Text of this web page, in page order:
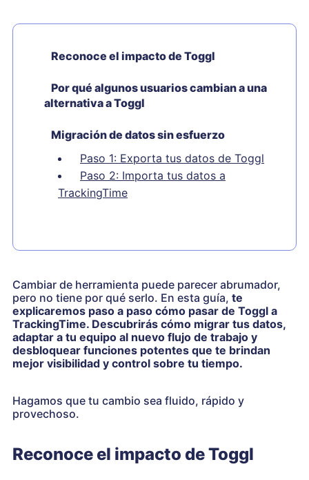
Reconoce el impacto de Toggl
Por qué algunos usuarios cambian a una
alternativa a Toggl
Migración de datos sin esfuerzo
Paso 1: Exporta tus datos de Toggl
Paso 2: Importa tus datos a
TrackingTime
Cambiar de herramienta puede parecer abrumador,
pero no tiene por qué serlo. En esta guía, te
explicaremos paso a paso cómo pasar de Toggl a
TrackingTime. Descubrirás cómo migrar tus datos,
adaptar a tu equipo al nuevo flujo de trabajo y
desbloquear funciones potentes que te brindan
mejor visibilidad y control sobre tu tiempo.
Hagamos que tu cambio sea fluido, rápido y
provechoso.
Reconoce el impacto de Toggl